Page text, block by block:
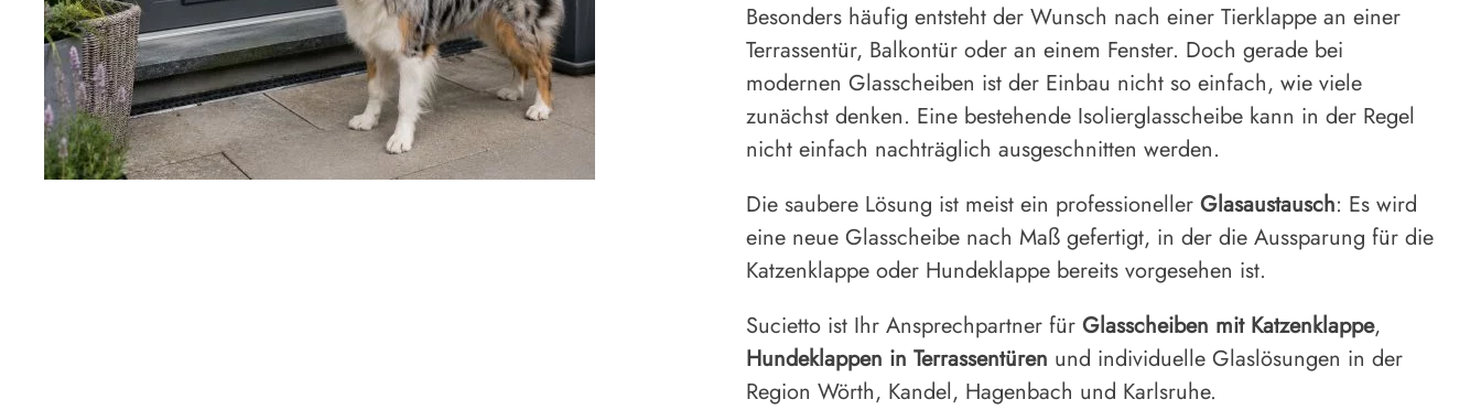
Besonders häufig entsteht der Wunsch nach einer Tierklappe an einer
Terrassentür, Balkontür oder an einem Fenster. Doch gerade bei
modernen Glasscheiben ist der Einbau nicht so einfach, wie viele
zunächst denken. Eine bestehende Isolierglasscheibe kann in der Regel
nicht einfach nachträglich ausgeschnitten werden.
Die saubere Lösung ist meist ein professioneller Glasaustausch: Es wird
eine neue Glasscheibe nach Maß gefertigt, in der die Aussparung für die
Katzenklappe oder Hundeklappe bereits vorgesehen ist.
Sucietto ist Ihr Ansprechpartner für Glasscheiben mit Katzenklappe,
Hundeklappen in Terrassentüren und individuelle Glaslösungen in der
Region Wörth, Kandel, Hagenbach und Karlsruhe.